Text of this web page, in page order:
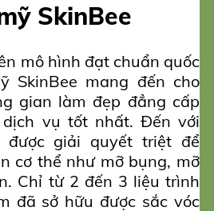
SkinBee
mô hình đạt chuẩn quốc
SkinBee mang đến cho
gian làm đẹp đẳng cấp
vụ tốt nhất. Đến với
được giải quyết triệt để
cơ thể như mỡ bụng, mỡ
Chỉ từ 2 đến 3 liệu trình
đã sở hữu được sắc vóc